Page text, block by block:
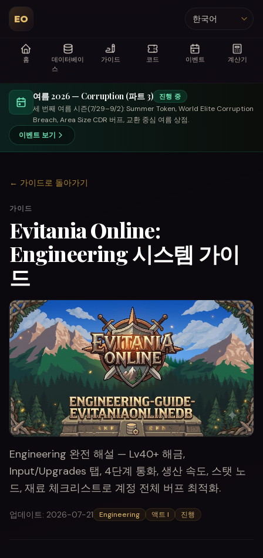
EO 언어
홈
데이터베이
스
가이드 코드 이벤트 계산기
여름 2026 — Corruption (파트 3) 진행 중
세 번째 여름 시즌(7/29–9/2): Summer Token, World Elite Corruption
Breach, Area Size CDR 버프, 교환 중심 여름 상점.
이벤트 보기
← 가이드로 돌아가기
가이드
Evitania Online:
Engineering 시스템 가이
드
Engineering 완전 해설 — Lv40+ 해금,
Input/Upgrades 탭, 4단계 통화, 생산 속도, 스탯 노
드, 재료 체크리스트로 계정 전체 버프 최적화.
업데이트: 2026-07-21 Engineering 액트 I 진행